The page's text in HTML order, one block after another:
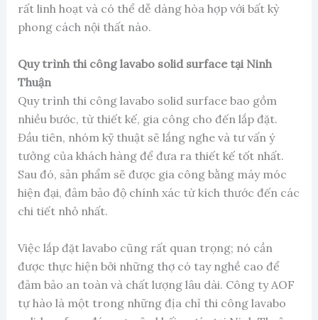
rất linh hoạt và có thể dễ dàng hòa hợp với bất kỳ
phong cách nội thất nào.
Quy trình thi công lavabo solid surface tại Ninh
Thuận
Quy trình thi công lavabo solid surface bao gồm
nhiều bước, từ thiết kế, gia công cho đến lắp đặt.
Đầu tiên, nhóm kỹ thuật sẽ lắng nghe và tư vấn ý
tưởng của khách hàng để đưa ra thiết kế tốt nhất.
Sau đó, sản phẩm sẽ được gia công bằng máy móc
hiện đại, đảm bảo độ chính xác từ kích thước đến các
chi tiết nhỏ nhất.
Việc lắp đặt lavabo cũng rất quan trọng; nó cần
được thực hiện bởi những thợ có tay nghề cao để
đảm bảo an toàn và chất lượng lâu dài. Công ty AOF
tự hào là một trong những địa chỉ thi công lavabo